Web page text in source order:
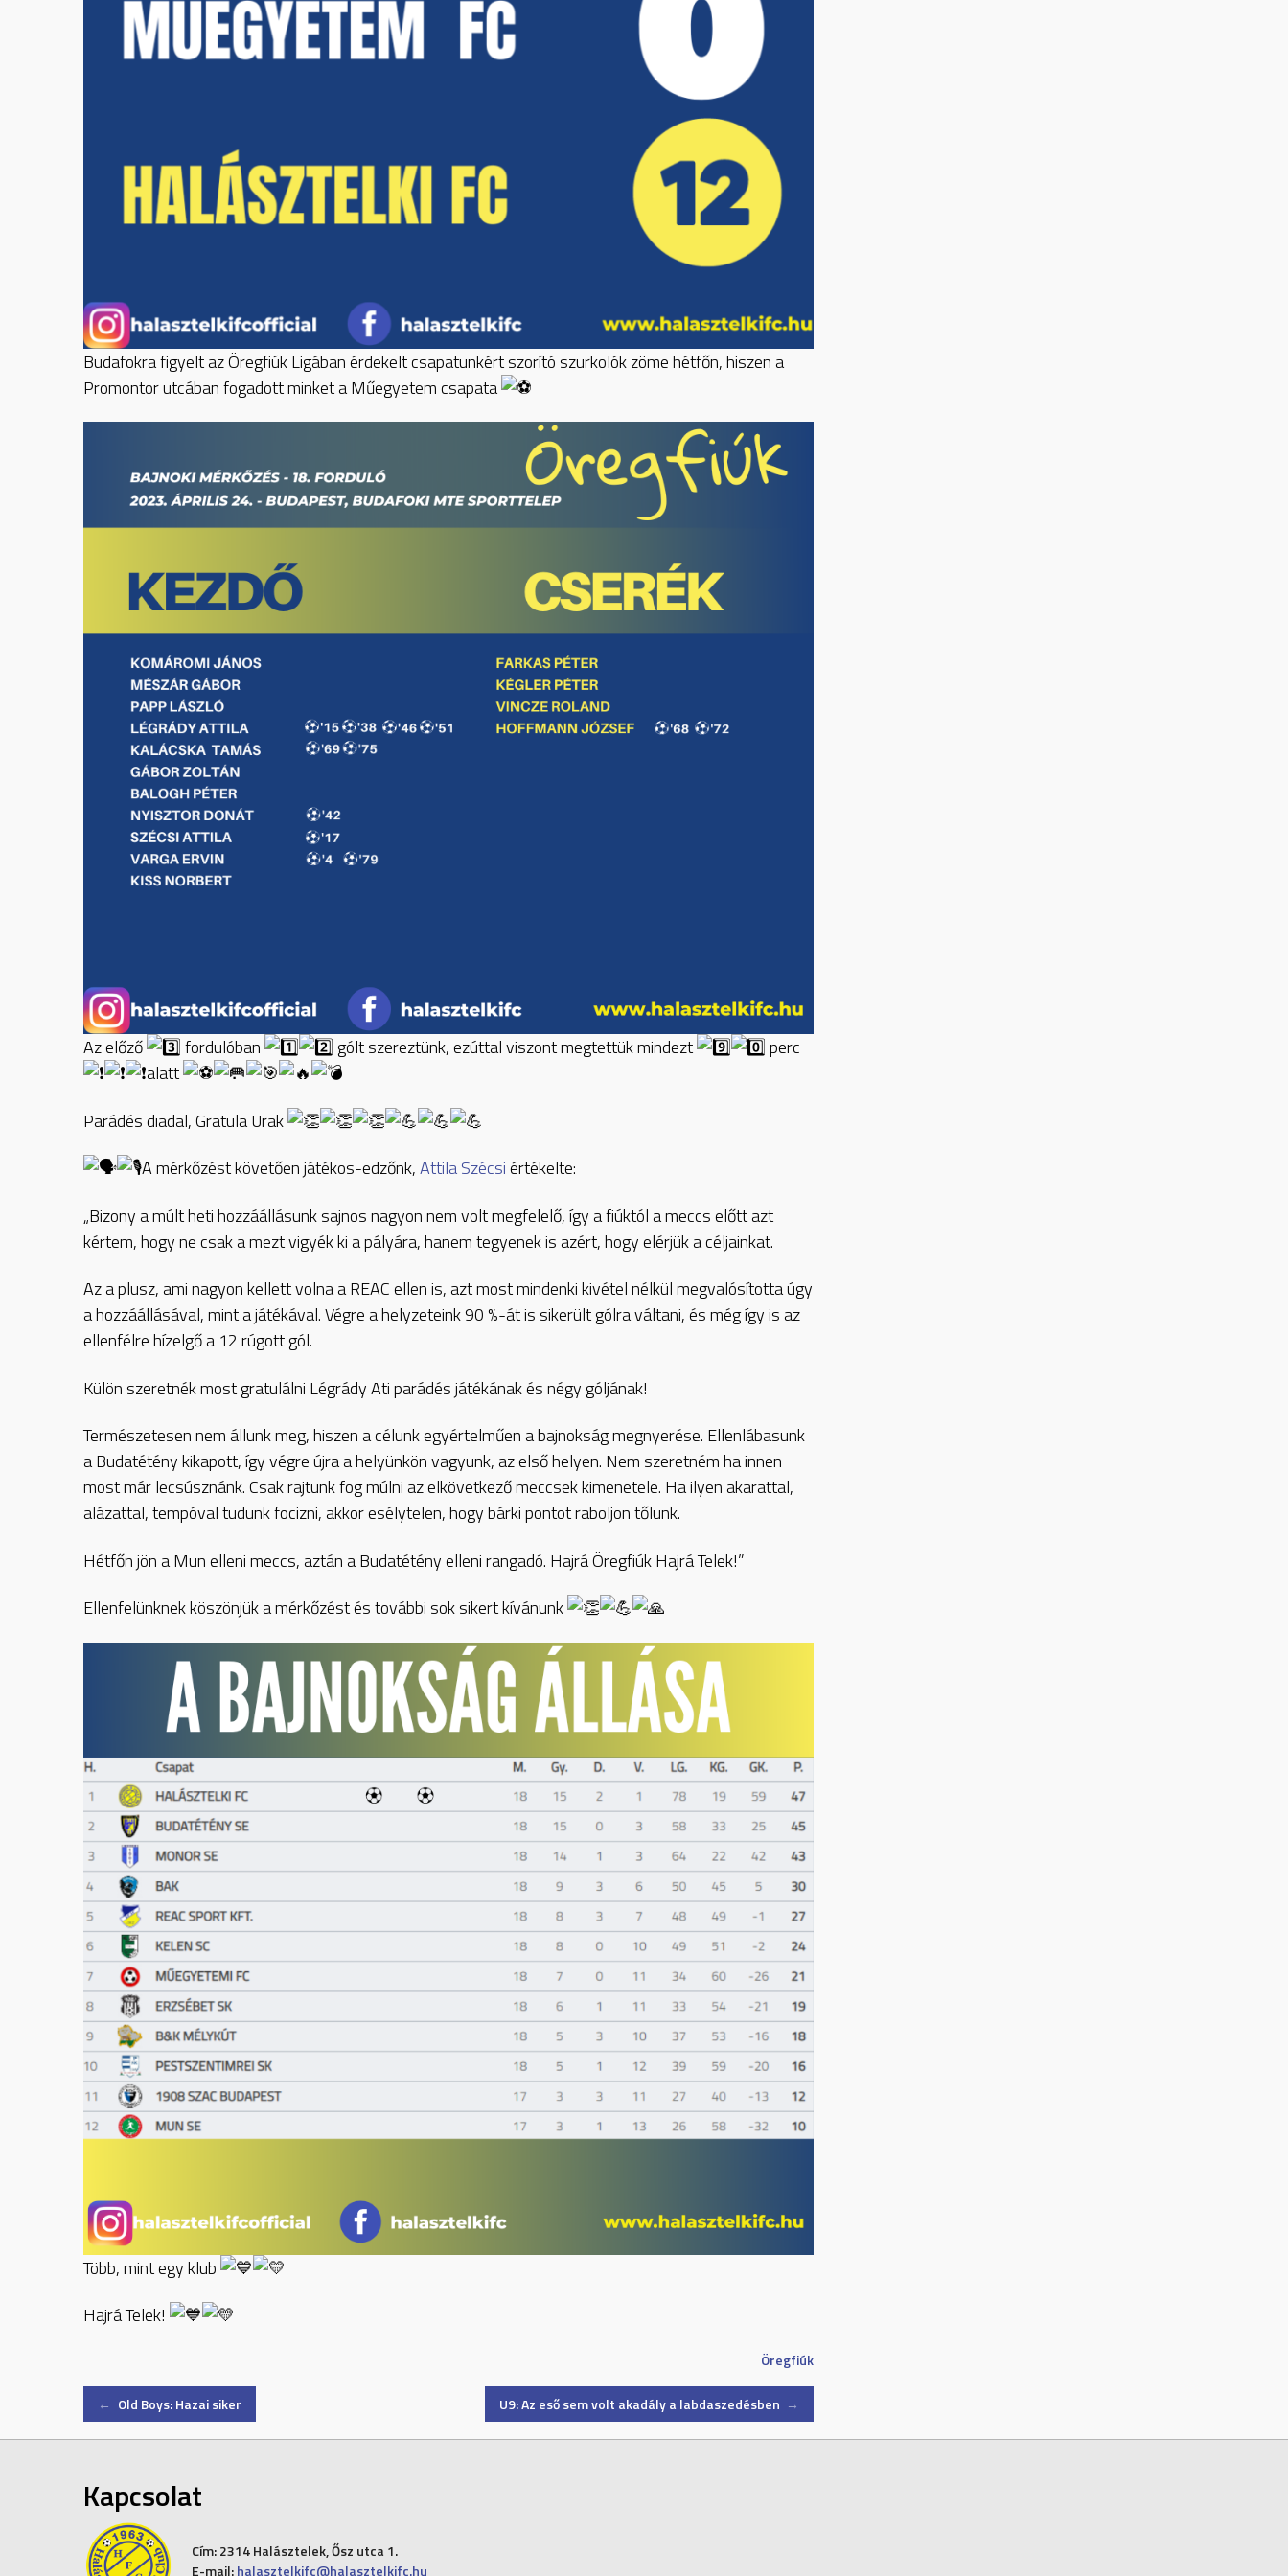
Budafokra figyelt az Öregfiúk Ligában érdekelt csapatunkért szorító szurkolók zöme hétfőn, hiszen a
Promontor utcában fogadott minket a Műegyetem csapata
Az előző fordulóban gólt szereztünk, ezúttal viszont megtettük mindezt
perc
alatt
Parádés diadal, Gratula Urak
A mérkőzést követően játékos-edzőnk,Attila Szécsiértékelte:
„Bizony a múlt heti hozzáállásunk sajnos nagyon nem volt megfelelő, így a fiúktól a meccs előtt azt
kértem, hogy ne csak a mezt vigyék ki a pályára, hanem tegyenek is azért, hogy elérjük a céljainkat.
Az a plusz, ami nagyon kellett volna a REAC ellen is, azt most mindenki kivétel nélkül megvalósította úgy
a hozzáállásával, mint a játékával. Végre a helyzeteink 90 %-át is sikerült gólra váltani, és még így is az
ellenfélre hízelgő a 12 rúgott gól.
Külön szeretnék most gratulálni Légrády Ati parádés játékának és négy góljának!
Természetesen nem állunk meg, hiszen a célunk egyértelműen a bajnokság megnyerése. Ellenlábasunk
a Budatétény kikapott, így végre újra a helyünkön vagyunk, az első helyen. Nem szeretném ha innen
most már lecsúsznánk. Csak rajtunk fog múlni az elkövetkező meccsek kimenetele. Ha ilyen akarattal,
alázattal, tempóval tudunk focizni, akkor esélytelen, hogy bárki pontot raboljon tőlunk.
Hétfőn jön a Mun elleni meccs, aztán a Budatétény elleni rangadó. Hajrá Öregfiúk Hajrá Telek!”
Ellenfelünknek köszönjük a mérkőzést és további sok sikert kívánunk
Több, mint egy klub
Hajrá Telek!
Öregfiúk
Post
← Old Boys: Hazai siker U9: Az eső sem volt akadály a labdaszedésben →
Kapcsolat
Cím:2314 Halásztelek, Ősz utca 1.
E-mail: halasztelkifc@halasztelkifc.hu